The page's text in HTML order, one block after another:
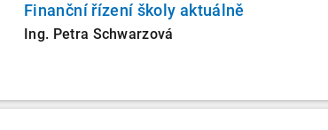
Finanční řízení školy aktuálně
Ing. Petra Schwarzová